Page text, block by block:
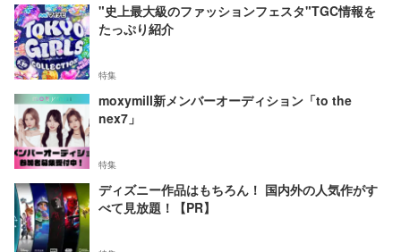
"史上最大級のファッションフェスタ"TGC情報を
たっぷり紹介
特集
moxymill新メンバーオーディション「to the
nex7」
特集
ディズニー作品はもちろん！ 国内外の人気作がす
べて見放題！【PR】